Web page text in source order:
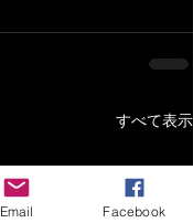
すべて表示
Email Facebook